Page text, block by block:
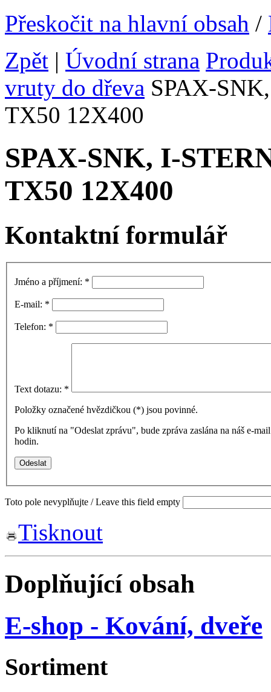
Přeskočit na hlavní obsah /
Zpět | Úvodní strana
vruty do dřeva SPAX-
TX50 12X400
SPAX-SNK, I-
TX50 12X400
Kontaktní formulář
Jméno a příjmení: *
E-mail: *
Telefon: *
Text dotazu: *
Položky označené hvězdičkou (*) jsou povinné.
Po kliknutí na "Odeslat zprávu", bude zpráva zaslána na náš e-
hodin.
Toto pole nevyplňujte / Leave this field empty
Tisknout
Doplňující obsah
E-shop - Kování, dveře
Sortiment